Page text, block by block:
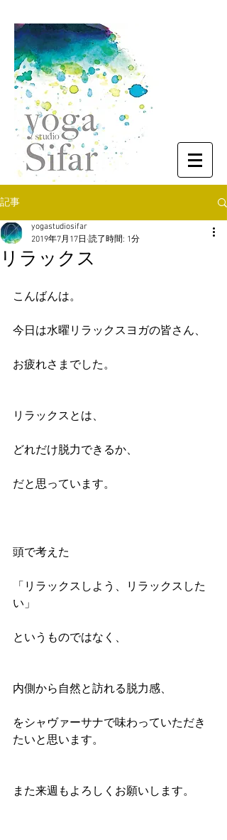
記事
リラックス
yogastudiosifar
2019年7月17日 読了時間: 1分
こんばんは。
今日は水曜リラックスヨガの皆さん、
お疲れさまでした。
リラックスとは、
どれだけ脱力できるか、
だと思っています。
頭で考えた
「リラックスしよう、リラックスした
い」
というものではなく、
内側から自然と訪れる脱力感、
をシャヴァーサナで味わっていただき
たいと思います。
また来週もよろしくお願いします。